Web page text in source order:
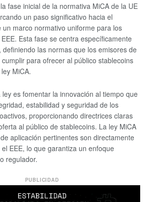
fase inicial de la normativa MiCA de la UE
un paso significativo hacia el
un marco normativo uniforme para los
Esta fase se centra específicamente
definiendo las normas que los emisores de
para ofrecer al público stablecoins
MiCA.
ley es fomentar la innovación al tiempo que
estabilidad y seguridad de los
proporcionando directrices claras
al público de stablecoins. La ley MiCA
aplicación pertinentes son directamente
EEE, lo que garantiza un enfoque
regulador.
PUBLICIDAD